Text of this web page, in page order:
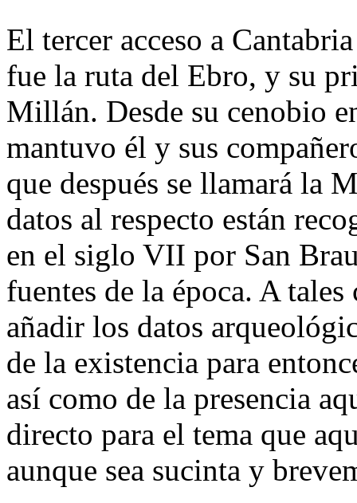
El tercer acceso a
fue la ruta del Ebro, y su
Millán. Desde su cenobio
mantuvo él y sus
que después se llamará la
datos al respecto están
en el siglo VII por San
fuentes de la época. A
añadir los datos
de la existencia para
así como de la presencia
directo para el tema que
aunque sea sucinta y